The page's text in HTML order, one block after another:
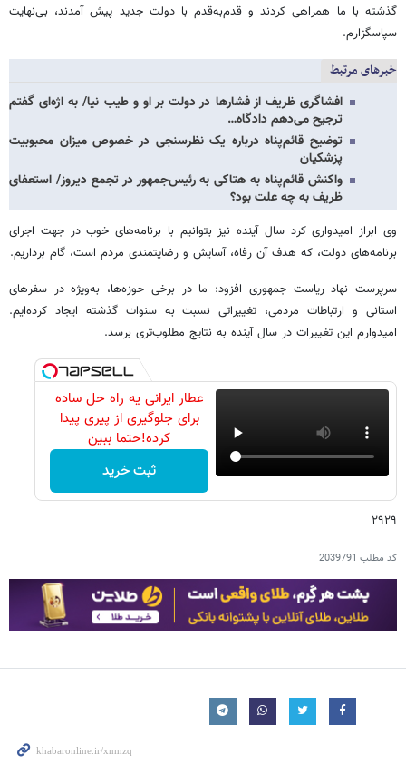
گذشته با ما همراهی کردند و قدم‌به‌قدم با دولت جدید پیش آمدند، بی‌نهایت
سپاسگزارم.
خبرهای مرتبط
افشاگری ظریف از فشارها در دولت بر او و طیب نیا/ به اژه‌ای گفتم
ترجیح می‌دهم دادگاه…
توضیح قائم‌پناه درباره‌ یک نظرسنجی در خصوص میزان محبوبیت
پزشکیان
واکنش قائم‌پناه به هتاکی به رئیس‌جمهور در تجمع دیروز/ استعفای
ظریف به چه علت بود؟
وی ابراز امیدواری کرد سال آینده نیز بتوانیم با برنامه‌های خوب در جهت اجرای
برنامه‌های دولت، که هدف آن رفاه، آسایش و رضایتمندی مردم است، گام برداریم.
سرپرست نهاد ریاست جمهوری افزود: ما در برخی حوزه‌ها، به‌ویژه در سفرهای
استانی و ارتباطات مردمی، تغییراتی نسبت به سنوات گذشته ایجاد کرده‌ایم.
امیدوارم این تغییرات در سال آینده به نتایج مطلوب‌تری برسد.
عطار ایرانی یه راه حل ساده
برای جلوگیری از پیری پیدا
کرده!حتما ببین
ثبت خرید
۲۹۲۹
کد مطلب 2039791